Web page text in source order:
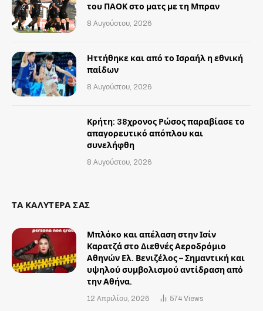
του ΠΑΟΚ στο ματς με τη Μπραν
8 Αυγούστου, 2026
Ηττήθηκε και από το Ισραήλ η εθνική
παίδων
8 Αυγούστου, 2026
Κρήτη: 38χρονος Ρώσος παραβίασε το
απαγορευτικό απόπλου και
συνελήφθη
8 Αυγούστου, 2026
ΤΑ ΚΑΛΥΤΕΡΑ ΣΑΣ
Μπλόκο και απέλαση στην Ισίν
Καρατζά στο Διεθνές Αεροδρόμιο
Αθηνών Ελ. Βενιζέλος – Σημαντική και
υψηλού συμβολισμού αντίδραση από
την Αθήνα.
12 Απριλίου, 2026 574 Views